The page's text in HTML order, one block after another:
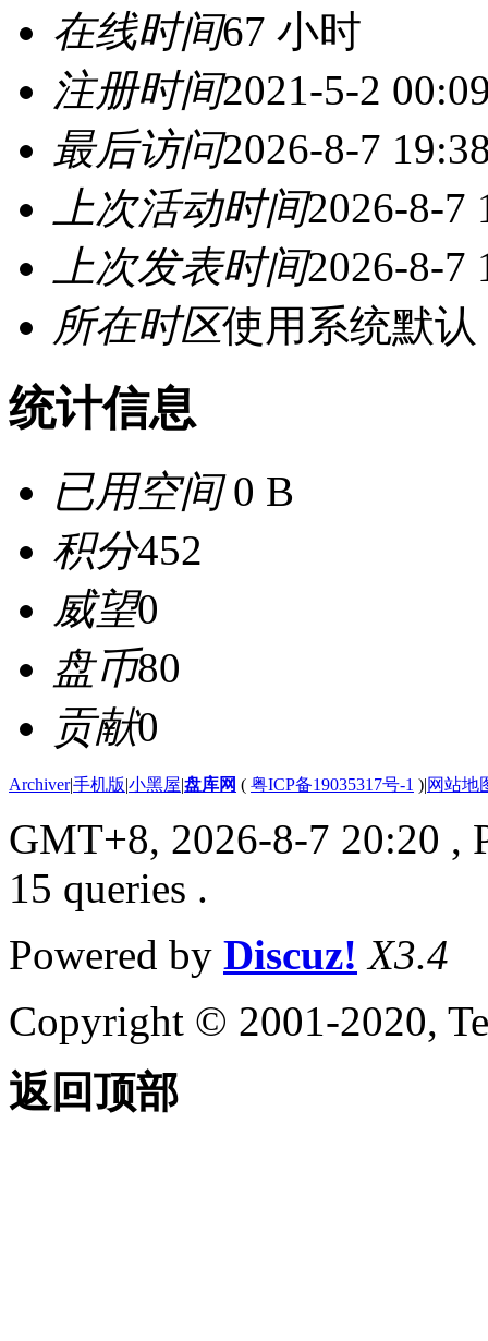
在线时间67 小时
注册时间2021-5-2
最后访问2026-8-7
上次活动时间2026-8-7
上次发表时间2026-8-7
所在时区使用系统默认
统计信息
已用空间0 B
积分452
威望0
盘币80
贡献0
Archiver|手机版|小黑屋|盘库网 ( 粤ICP备19035317号-1 )|网站地
GMT+8, 2026-8-7 20:20 ,
15 queries .
Powered by Discuz! X3.4
Copyright © 2001-2020,
返回顶部